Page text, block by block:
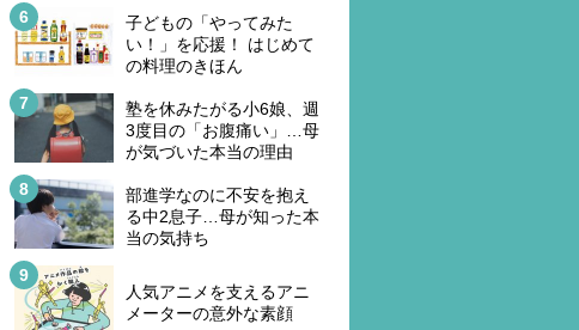
子どもの「やってみた
い！」を応援！ はじめて
の料理のきほん
塾を休みたがる小6娘、週
3度目の「お腹痛い」…母
が気づいた本当の理由
部進学なのに不安を抱え
る中2息子…母が知った本
当の気持ち
人気アニメを支えるアニ
メーターの意外な素顔